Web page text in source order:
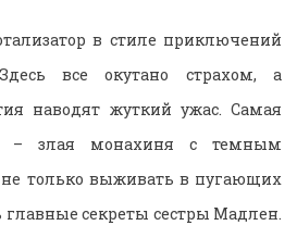
в стиле приключений
все окутано страхом, а
наводят жуткий ужас. Самая
– злая монахиня с темным
только выживать в пугающих
главные секреты сестры Мадлен.